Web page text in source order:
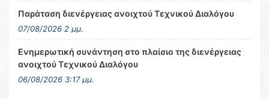
Παράταση διενέργειας ανοιχτού Τεχνικού Διαλόγου
07/08/2026 2 μμ.
Ενημερωτική συνάντηση στο πλαίσιο της διενέργειας
ανοιχτού Τεχνικού Διαλόγου
06/08/2026 3:17 μμ.